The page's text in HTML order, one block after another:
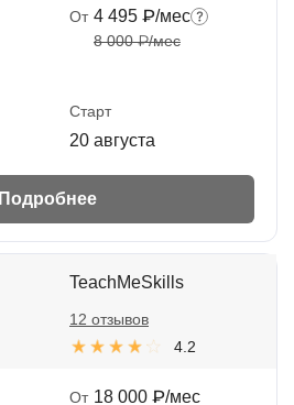
От 4 495 ₽/мес
8 000 ₽/мес
Старт
20 августа
Подробнее
TeachMeSkills
4.2
12 отзывов
От 18 000 ₽/мес